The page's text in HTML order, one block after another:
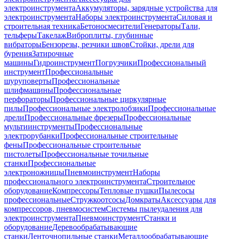
электроинструментаАккумуляторы, зарядные устройства для
электроинструментаНаборы электроинструментаСиловая и
строительная техникаБетоносмесителиГенераторыТали,
тельферыТакелажВиброплиты, глубинные
вибраторыБензорезы, резчики швовСтойки, дрели для
буренияЗатирочные
машиныГидроинструментПогрузчикиПрофессиональный
инструментПрофессиональные
шуруповертыПрофессиональные
шлифмашиныПрофессиональные
перфораторыПрофессиональные циркулярные
пилыПрофессиональные электролобзикиПрофессиональные
дрелиПрофессиональные фрезерыПрофессиональные
мультиинструментыПрофессиональные
электрорубанкиПрофессиональные строительные
феныПрофессиональные строительные
пистолетыПрофессиональные точильные
станкиПрофессиональные
электроножницыПневмоинструментНаборы
профессионального электроинструментаСтроительное
оборудованиеКомпрессорыТепловые пушкиПылесосы
профессиональныеСтружкоотсосыДомкратыАксессуары для
компрессоров, пневмосистемСистемы пылеудаления для
электроинструментаПневмоинструментСтанки и
оборудованиеДеревообрабатывающие
станкиЛенточнопильные станкиМеталлообрабатывающие